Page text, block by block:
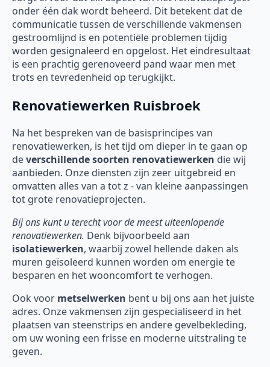
onder één dak wordt beheerd. Dit betekent dat de
communicatie tussen de verschillende vakmensen
gestroomlijnd is en potentiële problemen tijdig
worden gesignaleerd en opgelost. Het eindresultaat
is een prachtig gerenoveerd pand waar men met
trots en tevredenheid op terugkijkt.
Renovatiewerken Ruisbroek
Na het bespreken van de basisprincipes van
renovatiewerken, is het tijd om dieper in te gaan op
deverschillende soorten renovatiewerken die wij
aanbieden. Onze diensten zijn zeer uitgebreid en
omvatten alles van a tot z - van kleine aanpassingen
tot grote renovatieprojecten.
Bij ons kunt u terecht voor de meest uiteenlopende
renovatiewerken. Denk bijvoorbeeld aan
isolatiewerken, waarbij zowel hellende daken als
muren geïsoleerd kunnen worden om energie te
besparen en het wooncomfort te verhogen.
Ook voor metselwerken bent u bij ons aan het juiste
adres. Onze vakmensen zijn gespecialiseerd in het
plaatsen van steenstrips en andere gevelbekleding,
om uw woning een frisse en moderne uitstraling te
geven.